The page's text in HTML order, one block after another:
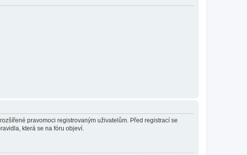
pravomoci registrovaným uživatelům. Před registrací se
která se na fóru objeví.